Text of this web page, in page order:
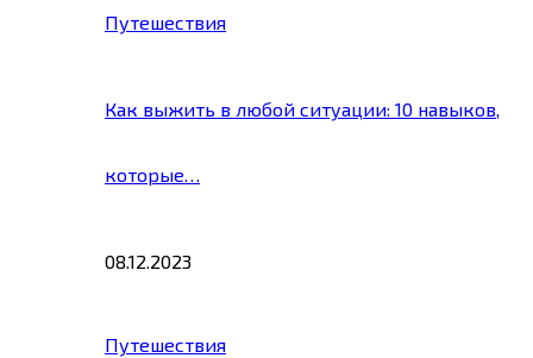
Путешествия
Как выжить в любой ситуации: 10 навыков,
которые…
08.12.2023
Путешествия